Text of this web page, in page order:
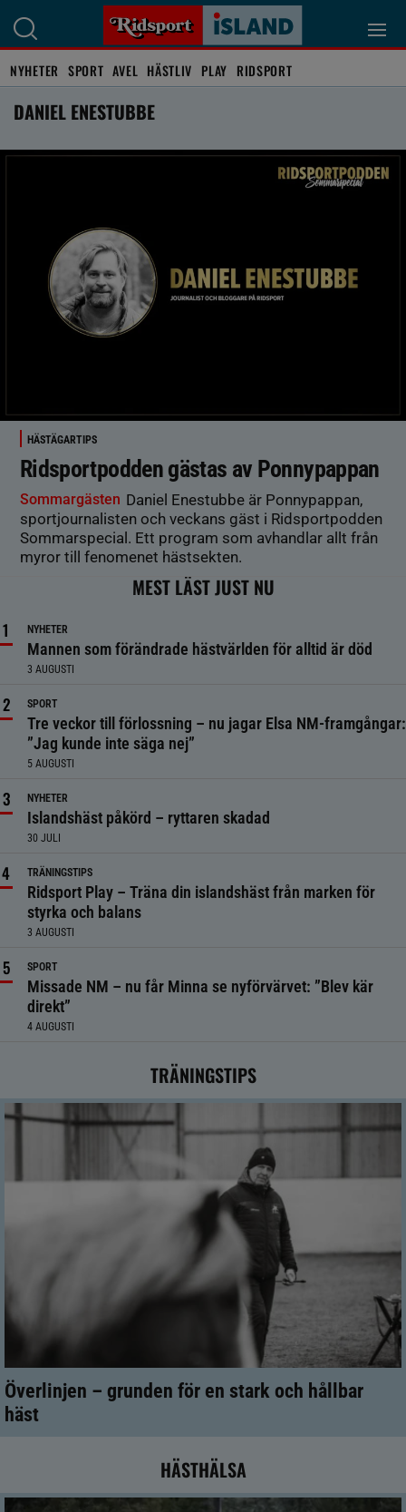
NYHETER SPORT AVEL HÄSTLIV PLAY RIDSPORT
DANIEL ENESTUBBE
HÄSTÄGARTIPS
Ridsportpodden gästas av Ponnypappan
Sommargästen Daniel Enestubbe är Ponnypappan,
sportjournalisten och veckans gäst i Ridsportpodden
Sommarspecial. Ett program som avhandlar allt från
myror till fenomenet hästsekten.
MEST LÄST JUST NU
NYHETER
Mannen som förändrade hästvärlden för alltid är död
3 AUGUSTI
SPORT
Tre veckor till förlossning – nu jagar Elsa NM-framgångar:
”Jag kunde inte säga nej”
5 AUGUSTI
NYHETER
Islandshäst påkörd – ryttaren skadad
30 JULI
TRÄNINGSTIPS
Ridsport Play – Träna din islandshäst från marken för
styrka och balans
3 AUGUSTI
SPORT
Missade NM – nu får Minna se nyförvärvet: ”Blev kär
direkt”
4 AUGUSTI
TRÄNINGSTIPS
Överlinjen – grunden för en stark och hållbar
häst
HÄSTHÄLSA